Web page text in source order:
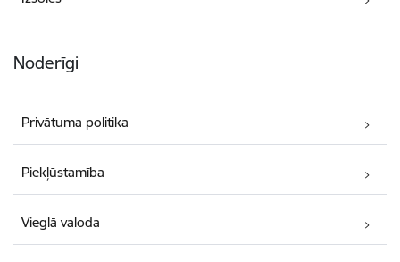
Noderīgi
Privātuma politika
Piekļūstamība
Vieglā valoda